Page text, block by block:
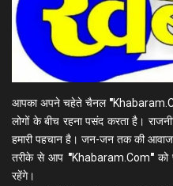
आपका अपने चहेते चैनल "
लोगों के बीच रहना पसंद करता है।
हमारी पहचान है। जन-जन तक की
तरीके से आप "Khabaram.Com"को
रहेंगे।